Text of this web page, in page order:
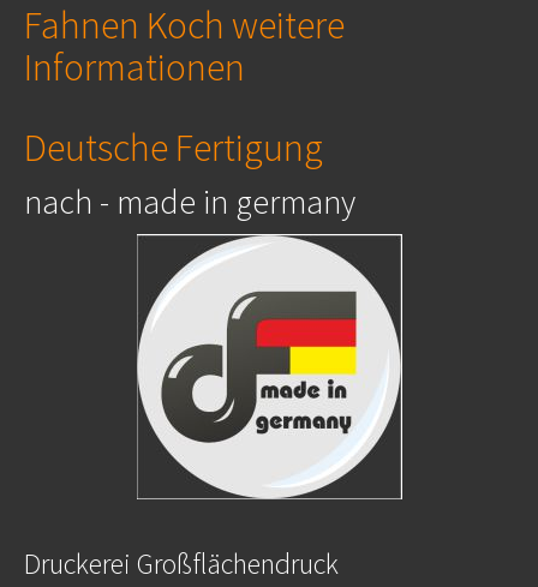
Fahnen Koch weitere
Informationen
Deutsche Fertigung
nach - made in germany
Druckerei Großflächendruck